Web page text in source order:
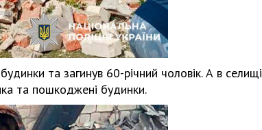
та загинув 60-річний чоловік. А в селищі
та пошкоджені будинки.